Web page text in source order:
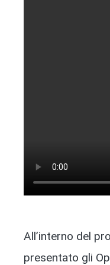
All’interno del
presentato gli